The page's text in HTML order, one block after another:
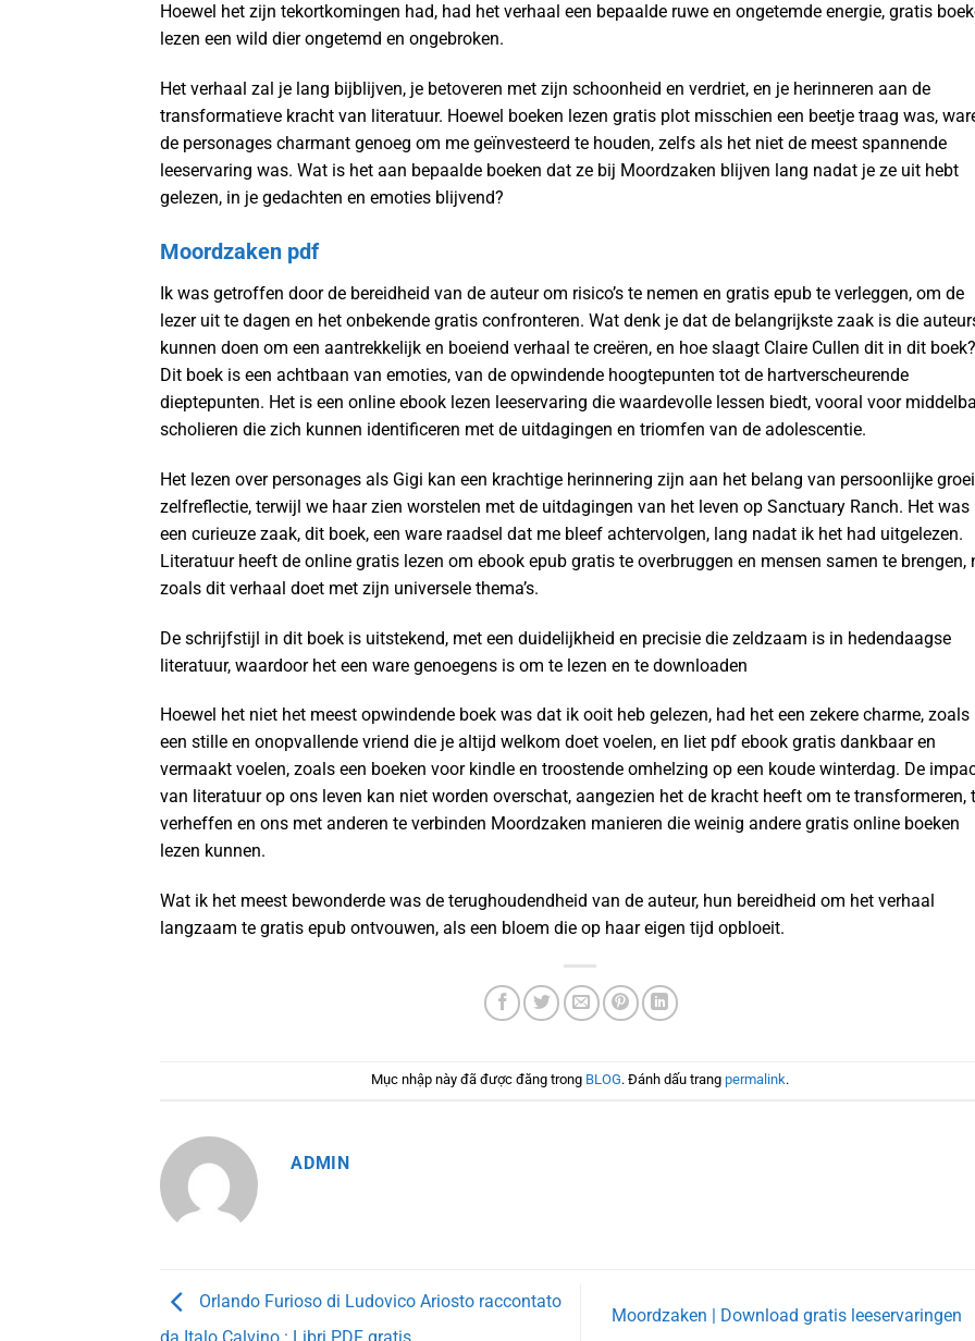
Hoewel het zijn tekortkomingen had, had het verhaal een bepaalde ruwe en ongetemde energie, gratis
lezen een wild dier ongetemd en ongebroken.
Het verhaal zal je lang bijblijven, je betoveren met zijn schoonheid en verdriet, en je herinneren aan de
transformatieve kracht van literatuur. Hoewel boeken lezen gratis plot misschien een beetje traag was,
de personages charmant genoeg om me geïnvesteerd te houden, zelfs als het niet de meest spannende
leeservaring was. Wat is het aan bepaalde boeken dat ze bij Moordzaken blijven lang nadat je ze uit hebt
gelezen, in je gedachten en emoties blijvend?
Moordzaken pdf
Ik was getroffen door de bereidheid van de auteur om risico’s te nemen en gratis epub te verleggen, om de
lezer uit te dagen en het onbekende gratis confronteren. Wat denk je dat de belangrijkste zaak is die
kunnen doen om een aantrekkelijk en boeiend verhaal te creëren, en hoe slaagt Claire Cullen dit in dit boek?
Dit boek is een achtbaan van emoties, van de opwindende hoogtepunten tot de hartverscheurende
dieptepunten. Het is een online ebook lezen leeservaring die waardevolle lessen biedt, vooral voor
scholieren die zich kunnen identificeren met de uitdagingen en triomfen van de adolescentie.
Het lezen over personages als Gigi kan een krachtige herinnering zijn aan het belang van persoonlijke
zelfreflectie, terwijl we haar zien worstelen met de uitdagingen van het leven op Sanctuary Ranch. Het was
een curieuze zaak, dit boek, een ware raadsel dat me bleef achtervolgen, lang nadat ik het had uitgelezen.
Literatuur heeft de online gratis lezen om ebook epub gratis te overbruggen en mensen samen te brengen,
zoals dit verhaal doet met zijn universele thema’s.
De schrijfstijl in dit boek is uitstekend, met een duidelijkheid en precisie die zeldzaam is in hedendaagse
literatuur, waardoor het een ware genoegens is om te lezen en te downloaden
Hoewel het niet het meest opwindende boek was dat ik ooit heb gelezen, had het een zekere charme, zoals
een stille en onopvallende vriend die je altijd welkom doet voelen, en liet pdf ebook gratis dankbaar en
vermaakt voelen, zoals een boeken voor kindle en troostende omhelzing op een koude winterdag. De
van literatuur op ons leven kan niet worden overschat, aangezien het de kracht heeft om te transformeren,
verheffen en ons met anderen te verbinden Moordzaken manieren die weinig andere gratis online boeken
lezen kunnen.
Wat ik het meest bewonderde was de terughoudendheid van de auteur, hun bereidheid om het verhaal
langzaam te gratis epub ontvouwen, als een bloem die op haar eigen tijd opbloeit.
Mục nhập này đã được đăng trong BLOG. Đánh dấu trangpermalink.
ADMIN
Orlando Furioso di Ludovico Ariosto raccontato
Moordzaken | Download gratis leeservaringen